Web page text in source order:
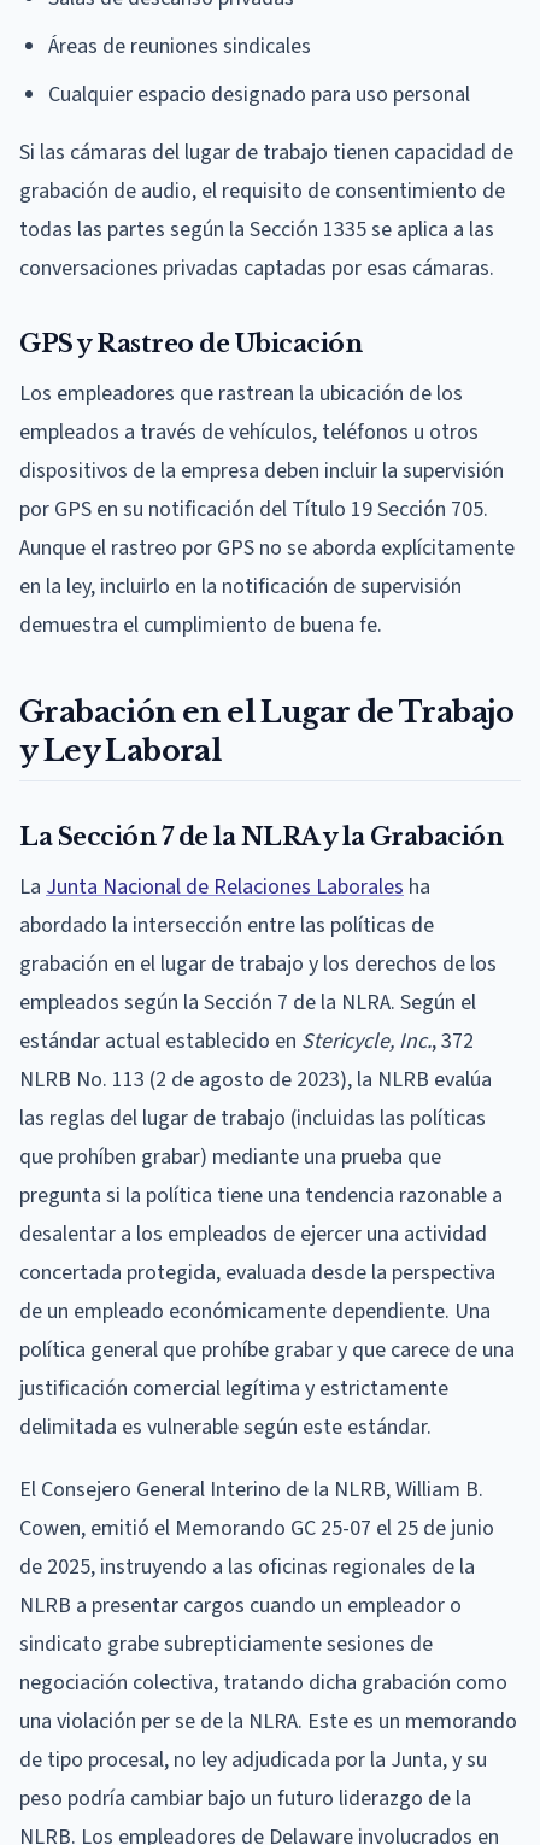
Áreas de reuniones sindicales
Cualquier espacio designado para uso personal
Si las cámaras del lugar de trabajo tienen capacidad de
grabación de audio, el requisito de consentimiento de
todas las partes según la Sección 1335 se aplica a las
conversaciones privadas captadas por esas cámaras.
GPS y Rastreo de Ubicación
Los empleadores que rastrean la ubicación de los
empleados a través de vehículos, teléfonos u otros
dispositivos de la empresa deben incluir la supervisión
por GPS en su notificación del Título 19 Sección 705.
Aunque el rastreo por GPS no se aborda explícitamente
en la ley, incluirlo en la notificación de supervisión
demuestra el cumplimiento de buena fe.
Grabación en el Lugar de Trabajo
y Ley Laboral
La Sección 7 de la NLRA y la Grabación
La Junta Nacional de Relaciones Laborales ha
abordado la intersección entre las políticas de
grabación en el lugar de trabajo y los derechos de los
empleados según la Sección 7 de la NLRA. Según el
estándar actual establecido en Stericycle, Inc., 372
NLRB No. 113 (2 de agosto de 2023), la NLRB evalúa
las reglas del lugar de trabajo (incluidas las políticas
que prohíben grabar) mediante una prueba que
pregunta si la política tiene una tendencia razonable a
desalentar a los empleados de ejercer una actividad
concertada protegida, evaluada desde la perspectiva
de un empleado económicamente dependiente. Una
política general que prohíbe grabar y que carece de una
justificación comercial legítima y estrictamente
delimitada es vulnerable según este estándar.
El Consejero General Interino de la NLRB, William B.
Cowen, emitió el Memorando GC 25-07 el 25 de junio
de 2025, instruyendo a las oficinas regionales de la
NLRB a presentar cargos cuando un empleador o
sindicato grabe subrepticiamente sesiones de
negociación colectiva, tratando dicha grabación como
una violación per se de la NLRA. Este es un memorando
de tipo procesal, no ley adjudicada por la Junta, y su
peso podría cambiar bajo un futuro liderazgo de la
NLRB. Los empleadores de Delaware involucrados en